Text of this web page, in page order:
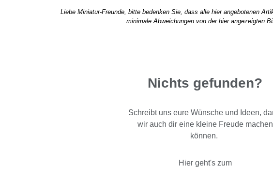
Liebe Miniatur-Freunde, bitte bedenken Sie, dass alle hier angebotenen
minimale Abweichungen von der hier angezeigten
Nichts gefunden?
Schreibt uns eure Wünsche und Ideen,
wir auch dir eine kleine Freude machen
können.
Hier geht's zum